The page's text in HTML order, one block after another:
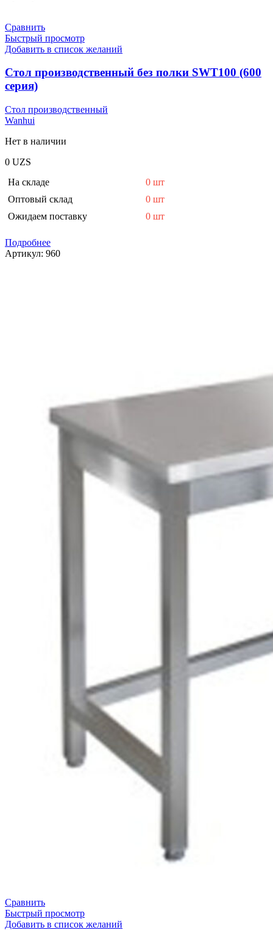
Сравнить
Быстрый просмотр
Добавить в список желаний
Стол производственный без полки SWT100 (600
серия)
Стол производственный
Wanhui
Нет в наличии
0 UZS
На складе
0 шт
Оптовый склад
0 шт
Ожидаем поставку
0 шт
Подробнее
Артикул: 960
Сравнить
Быстрый просмотр
Добавить в список желаний